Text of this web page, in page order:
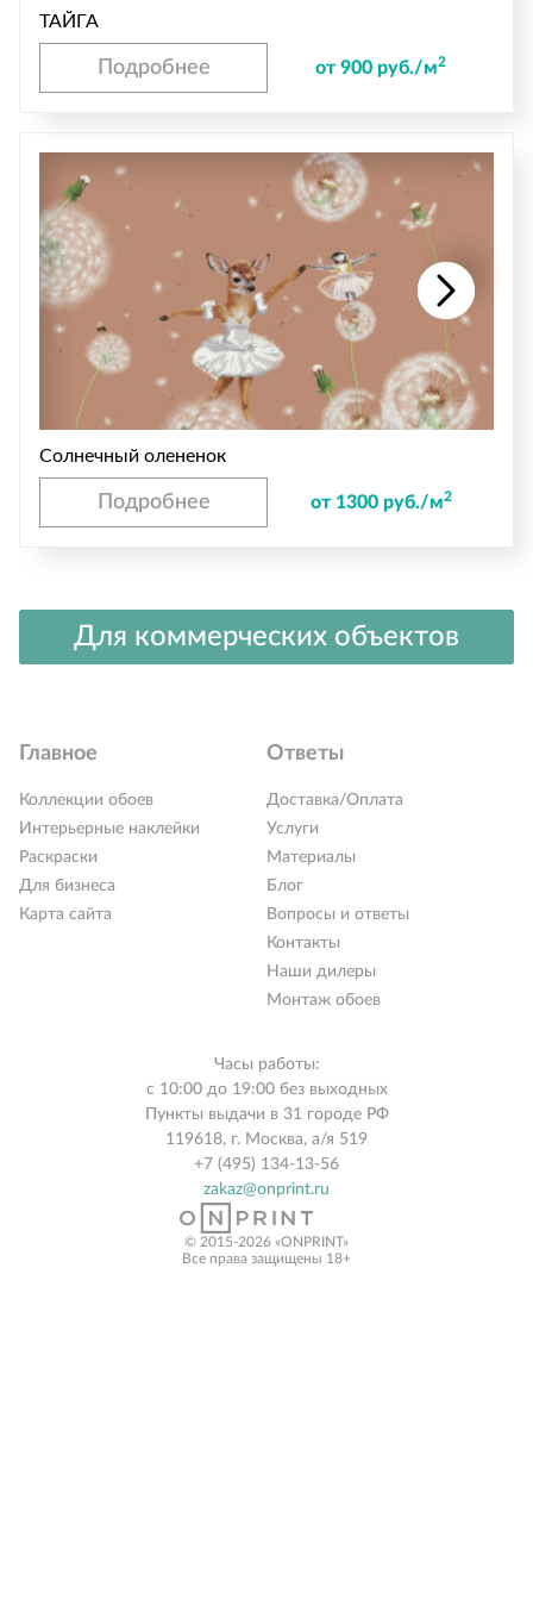
ТАЙГА
Подробнее от 900 руб./м2
Солнечный олененок
Подробнее от 1300 руб./м2
Для коммерческих объектов
Главное
Коллекции обоев
Интерьерные наклейки
Раскраски
Для бизнеса
Карта сайта
Ответы
Доставка/Оплата
Услуги
Материалы
Блог
Вопросы и ответы
Контакты
Наши дилеры
Монтаж обоев
Часы работы:
с 10:00 до 19:00 без выходных
Пункты выдачи в 31 городе РФ
119618, г. Москва, а/я 519
+7 (495) 134-13-56
zakaz@onprint.ru
© 2015-2026 «ONPRINT»
Все права защищены 18+‎